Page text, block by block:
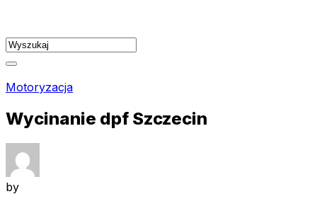
content
Motoryzacja
Wycinanie dpf Szczecin
by